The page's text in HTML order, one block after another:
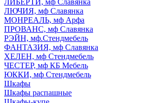
ЛИБЕРТИ, мф Славянка
ЛЮЧИЯ, мф Славянка
МОНРЕАЛЬ, мф Арфа
ПРОВАНС, мф Славянка
РЭЙН, мф.Стендмебель
ФАНТАЗИЯ, мф Славянка
ХЕЛЕН, мф Стендмебель
ЧЕСТЕР, мф КБ Мебель
ЮККИ, мф Стендмебель
Шкафы
Шкафы распашные